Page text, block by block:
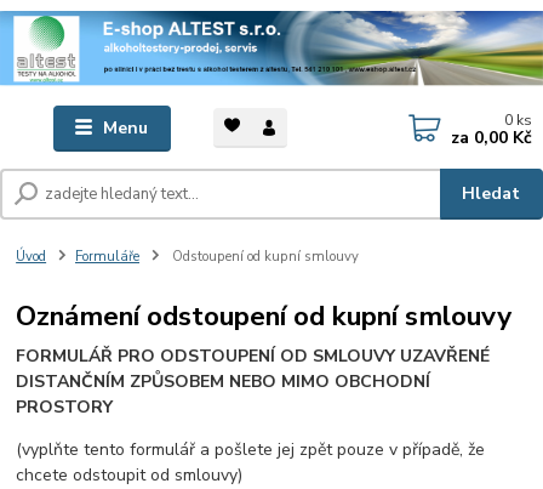
Menu
Hledat
0 ks
za 0,00 Kč
Úvod Formuláře Odstoupení od kupní smlouvy
Oznámení odstoupení od kupní smlouvy
FORMULÁŘ PRO ODSTOUPENÍ OD SMLOUVY UZAVŘENÉ
DISTANČNÍM ZPŮSOBEM NEBO MIMO OBCHODNÍ
PROSTORY
(vyplňte tento formulář a pošlete jej zpět pouze v případě, že
chcete odstoupit od smlouvy)